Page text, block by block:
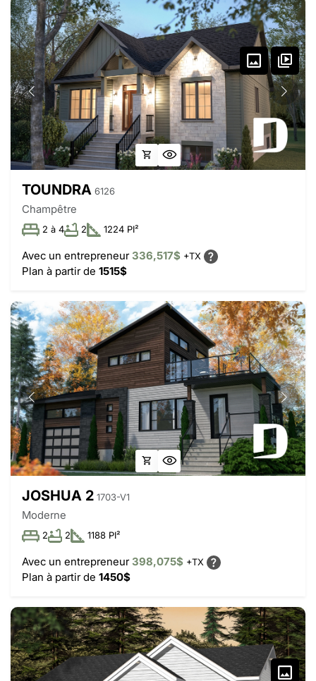
TOUNDRA 6126
Champêtre
2 à 4 2 1224 PI²
Avec un entrepreneur336,517$ +TX
Plan à partir de 1515$
JOSHUA 2 1703-V1
Moderne
2 2 1188 PI²
Avec un entrepreneur398,075$ +TX
Plan à partir de 1450$